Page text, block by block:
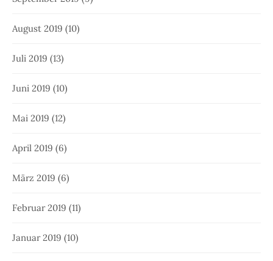
August 2019 (10)
Juli 2019 (13)
Juni 2019 (10)
Mai 2019 (12)
April 2019 (6)
März 2019 (6)
Februar 2019 (11)
Januar 2019 (10)